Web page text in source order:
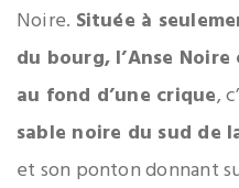
Noire. Située à
du bourg, l’Anse
au fond d’une crique,
sable noire du sud de
et son ponton donnant